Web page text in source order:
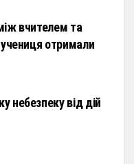
вчителем та
отримали
небезпеку від дій